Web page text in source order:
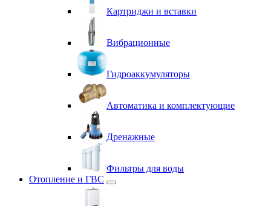
Картриджи и вставки
Вибрационные
Гидроаккумуляторы
Автоматика и комплектующие
Дренажные
Фильтры для воды
Отопление и ГВС